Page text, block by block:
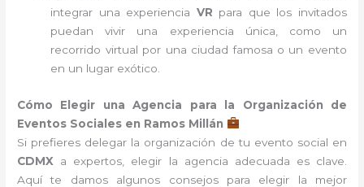
integrar una experiencia VR para que los invitados
puedan vivir una experiencia única, como un
recorrido virtual por una ciudad famosa o un evento
en un lugar exótico.
Cómo Elegir una Agencia para la Organización de
Eventos Sociales en Ramos Millán
Si prefieres delegar la organización de tu evento social en
CDMX a expertos, elegir la agencia adecuada es clave.
Aquí te damos algunos consejos para elegir la mejor